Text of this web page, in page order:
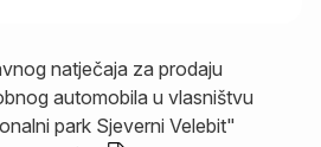
natječaja za prodaju
automobila u vlasništvu
park Sjeverni Velebit"